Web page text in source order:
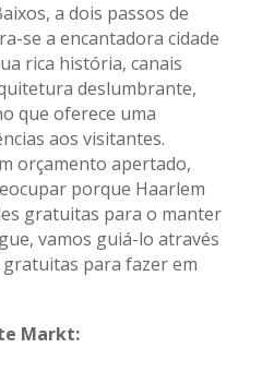
a dois passos de
se a encantadora cidade
rica história, canais
deslumbrante,
que oferece uma
aos visitantes.
orçamento apertado,
porque Haarlem
gratuitas para o manter
vamos guiá-lo através
para fazer em
Markt: